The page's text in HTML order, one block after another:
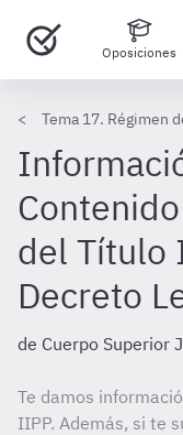
Oposiciones
Tema 17. Régimen
del Título
Decreto
de Cuerpo Superior
Te damos
IIPP. Además, si te